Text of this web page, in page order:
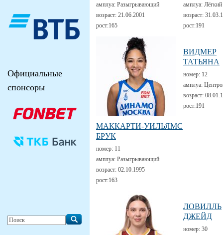
амплуа: Разыгрывающий
возраст: 21.06.2001
рост:165
амплуа:
возраст:
рост:191
МАККАРТИ-УИЛЬЯМС
БРУК
номер: 11
амплуа: Разыгрывающий
возраст: 02.10.1995
рост:163
ВИДМЕР
ТАТЬЯНА
номер: 12
амплуа:
возраст:
рост:191
ЛОВИЛЛЬ
ДЖЕЙД
номер: 30
Официальные
спонсоры